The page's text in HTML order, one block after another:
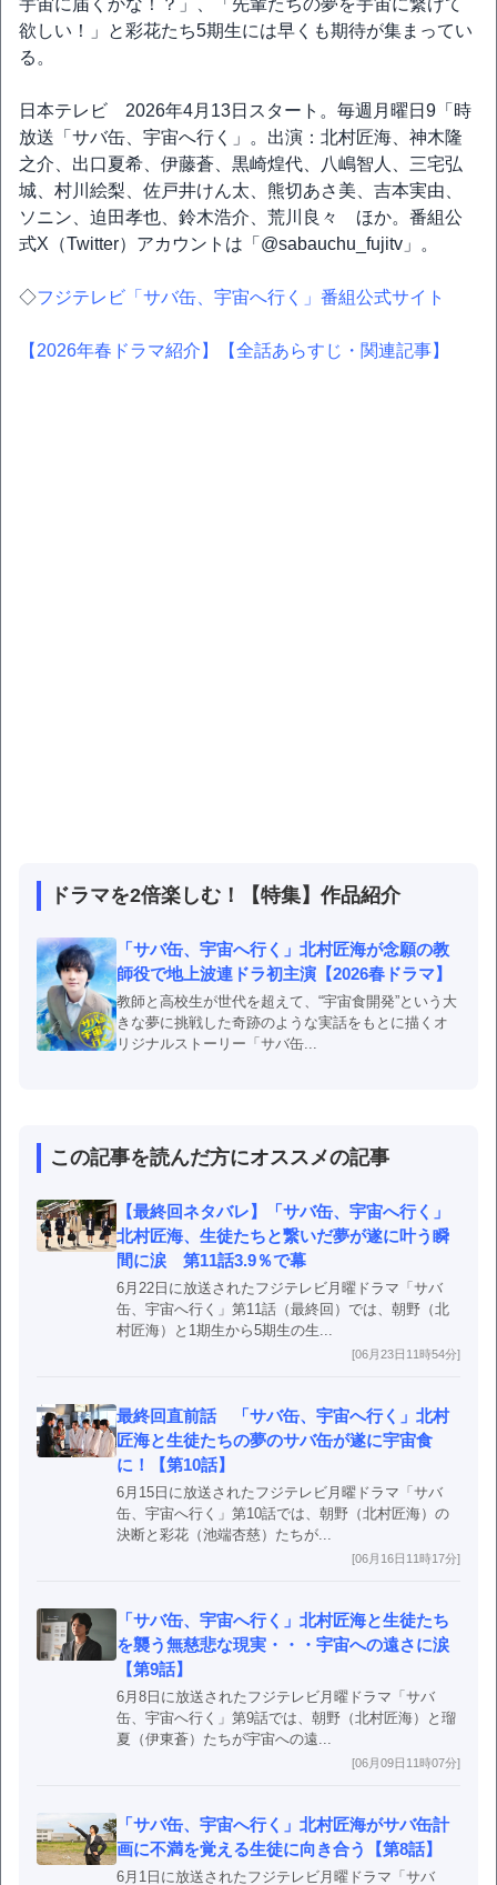
欲しい！」と彩花たち5期生には早くも期待が集まってい
る。
日本テレビ 2026年4月13日スタート。毎週月曜日9「時
放送「サバ缶、宇宙へ行く」。出演：北村匠海、神木隆
之介、出口夏希、伊藤蒼、黒崎煌代、八嶋智人、三宅弘
城、村川絵梨、佐戸井けん太、熊切あさ美、吉本実由、
ソニン、迫田孝也、鈴木浩介、荒川良々 ほか。番組公
式X（Twitter）アカウントは「@sabauchu_fujitv」。
◇フジテレビ「サバ缶、宇宙へ行く」番組公式サイト
【2026年春ドラマ紹介】 【全話あらすじ・関連記事】
ドラマを2倍楽しむ！【特集】作品紹介
「サバ缶、宇宙へ行く」北村匠海が念願の教
師役で地上波連ドラ初主演【2026春ドラマ】
教師と高校生が世代を超えて、“宇宙食開発”という大
きな夢に挑戦した奇跡のような実話をもとに描くオ
リジナルストーリー「サバ缶...
この記事を読んだ方にオススメの記事
【最終回ネタバレ】「サバ缶、宇宙へ行く」
北村匠海、生徒たちと繋いだ夢が遂に叶う瞬
間に涙 第11話3.9％で幕
6月22日に放送されたフジテレビ月曜ドラマ「サバ
缶、宇宙へ行く」第11話（最終回）では、朝野（北
村匠海）と1期生から5期生の生...
[06月23日11時54分]
最終回直前話 「サバ缶、宇宙へ行く」北村
匠海と生徒たちの夢のサバ缶が遂に宇宙食
に！【第10話】
6月15日に放送されたフジテレビ月曜ドラマ「サバ
缶、宇宙へ行く」第10話では、朝野（北村匠海）の
決断と彩花（池端杏慈）たちが...
[06月16日11時17分]
「サバ缶、宇宙へ行く」北村匠海と生徒たち
を襲う無慈悲な現実・・・宇宙への遠さに涙
【第9話】
6月8日に放送されたフジテレビ月曜ドラマ「サバ
缶、宇宙へ行く」第9話では、朝野（北村匠海）と瑠
夏（伊東蒼）たちが宇宙への遠...
[06月09日11時07分]
「サバ缶、宇宙へ行く」北村匠海がサバ缶計
画に不満を覚える生徒に向き合う【第8話】
6月1日に放送されたフジテレビ月曜ドラマ「サバ